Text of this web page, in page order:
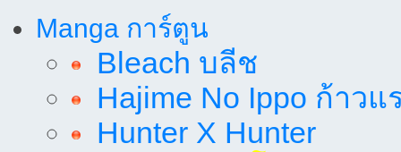
Manga การ์ตูน
Bleach บลีช
Hajime No Ippo ก้าวแ
Hunter X Hunter